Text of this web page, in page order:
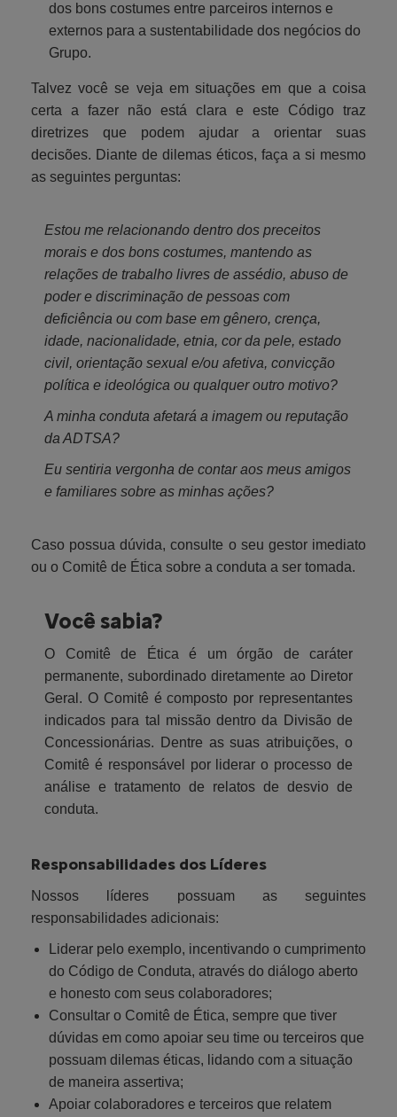
dos bons costumes entre parceiros internos e
externos para a sustentabilidade dos negócios do
Grupo.
Talvez você se veja em situações em que a coisa
certa a fazer não está clara e este Código traz
diretrizes que podem ajudar a orientar suas
decisões. Diante de dilemas éticos, faça a si mesmo
as seguintes perguntas:
Estou me relacionando dentro dos preceitos
morais e dos bons costumes, mantendo as
relações de trabalho livres de assédio, abuso de
poder e discriminação de pessoas com
deficiência ou com base em gênero, crença,
idade, nacionalidade, etnia, cor da pele, estado
civil, orientação sexual e/ou afetiva, convicção
política e ideológica ou qualquer outro motivo?
A minha conduta afetará a imagem ou reputação
da ADTSA?
Eu sentiria vergonha de contar aos meus amigos
e familiares sobre as minhas ações?
Caso possua dúvida, consulte o seu gestor imediato
ou o Comitê de Ética sobre a conduta a ser tomada.
Você sabia?
O Comitê de Ética é um órgão de caráter
permanente, subordinado diretamente ao Diretor
Geral. O Comitê é composto por representantes
indicados para tal missão dentro da Divisão de
Concessionárias. Dentre as suas atribuições, o
Comitê é responsável por liderar o processo de
análise e tratamento de relatos de desvio de
conduta.
Responsabilidades dos Líderes
Nossos líderes possuam as seguintes
responsabilidades adicionais:
Liderar pelo exemplo, incentivando o cumprimento
do Código de Conduta, através do diálogo aberto
e honesto com seus colaboradores;
Consultar o Comitê de Ética, sempre que tiver
dúvidas em como apoiar seu time ou terceiros que
possuam dilemas éticas, lidando com a situação
de maneira assertiva;
Apoiar colaboradores e terceiros que relatem